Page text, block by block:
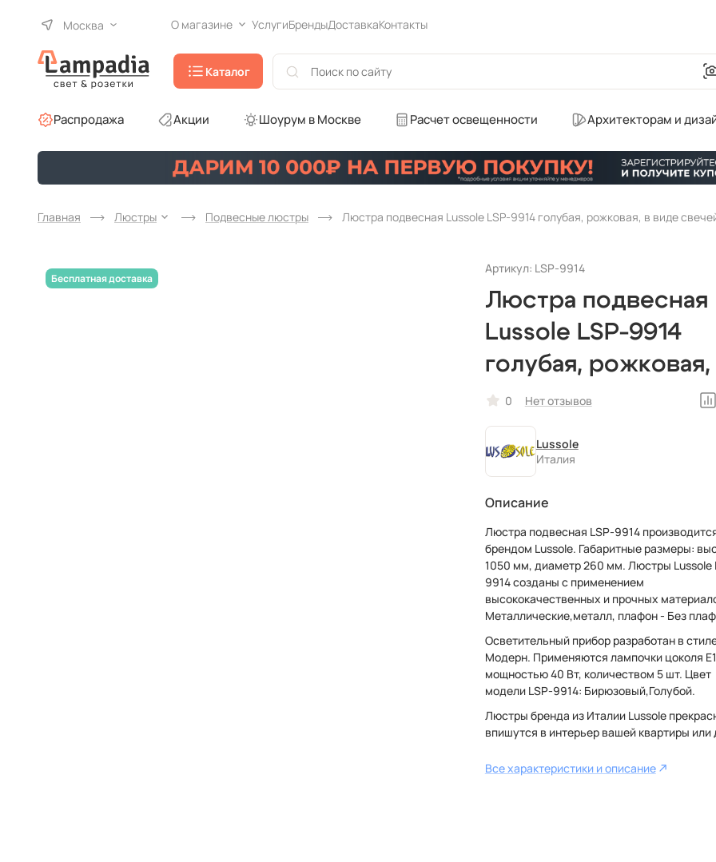
Москва О магазине УслугиБрендыДоставкаКонтакты
Каталог
Распродажа Акции Шоурум в Москве Расчет освещенности Архитекторам и
Главная Люстры Подвесные люстры Люстра подвесная Lussole LSP-9914 голубая, рожковая, в виде
Артикул: LSP-9914
Люстра подвесная
Lussole LSP-9914
голубая, рожковая,
виде свечей,
итальянская
0 Нет отзывов
Lussole
Италия
Описание
Люстра подвесная LSP-9914
брендом Lussole. Габаритные размеры: высота
1050 мм, диаметр 260 мм. Люстры Lussole
9914 созданы с применением
высококачественных и прочных
Металлические,металл, плафон - Без
Осветительный прибор разработан в
Модерн. Применяются лампочки цоколя
мощностью 40 Вт, количеством 5 шт. Цвет
модели LSP-9914: Бирюзовый,Голубой.
Люстры бренда из Италии Lussole
впишутся в интерьер вашей квартиры или
Все характеристики и описание